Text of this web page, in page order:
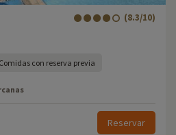
(8.3/10)
Comidas con reserva previa
Reservar